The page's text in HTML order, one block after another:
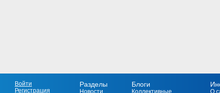
Войти
Регистрация
Разделы
Новости
Блоги
Коллективные
О